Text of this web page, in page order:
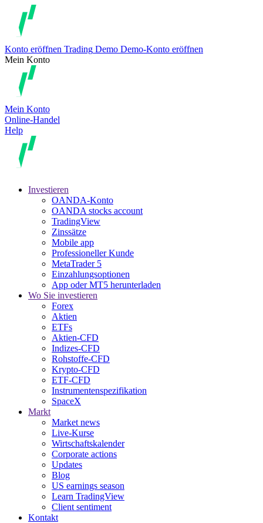
Konto eröffnen Trading Demo Demo-Konto eröffnen
Mein Konto
Mein Konto
Online-Handel
Help
Investieren
OANDA-Konto
OANDA stocks account
TradingView
Zinssätze
Mobile app
Professioneller Kunde
MetaTrader 5
Einzahlungsoptionen
App oder MT5 herunterladen
Wo Sie investieren
Forex
Aktien
ETFs
Aktien-CFD
Indizes-CFD
Rohstoffe-CFD
Krypto-CFD
ETF-CFD
Instrumentenspezifikation
SpaceX
Markt
Market news
Live-Kurse
Wirtschaftskalender
Corporate actions
Updates
Blog
US earnings season
Learn TradingView
Client sentiment
Kontakt